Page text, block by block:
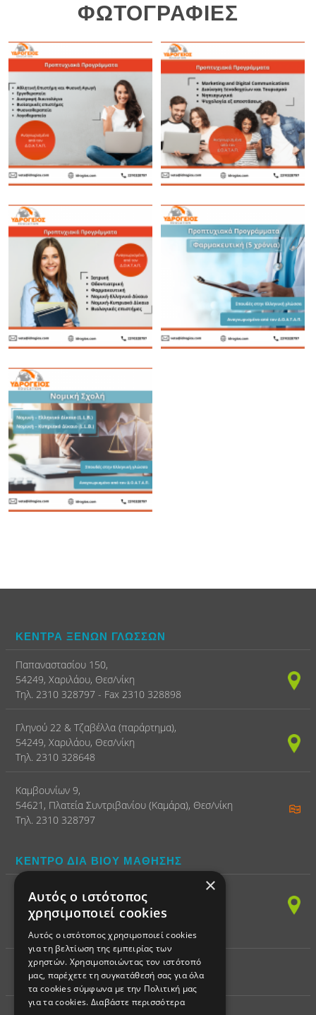
ΦΩΤΟΓΡΑΦΙΕΣ
ΚΕΝΤΡΑ ΞΕΝΩΝ ΓΛΩΣΣΩΝ
Παπαναστασίου 150,
54249, Χαριλάου, Θεσ/νίκη
Τηλ. 2310 328797 - Fax 2310 328898
Γληνού 22 & Τζαβέλλα (παράρτημα),
54249, Χαριλάου, Θεσ/νίκη
Τηλ. 2310 328648
Καμβουνίων 9,
54621, Πλατεία Συντριβανίου (Καμάρα), Θεσ/νίκη
Τηλ. 2310 328797
ΚΕΝΤΡΟ ΔΙΑ ΒΙΟΥ ΜΑΘΗΣΗΣ
(ΠΛΗΡΟΦΟΡΙΚΗ)
Παπαναστασίου 150,
54249, Χαριλάου, Θεσ/νίκη
Τηλ. 2310 328797 - Fax 2310 328898
ΕΚΠΑΙΔΕΥΤΙΚΗ ΡΟΜΠΟΤΙΚΗ
Παπαναστασίου 150,
×
Αυτός ο ιστότοπος
χρησιμοποιεί cookies
Αυτός ο ιστότοπος χρησιμοποιεί cookies
για τη βελτίωση της εμπειρίας των
χρηστών. Χρησιμοποιώντας τον ιστότοπό
μας, παρέχετε τη συγκατάθεσή σας για όλα
τα cookies σύμφωνα με την Πολιτική μας
για τα cookies. Διαβάστε περισσότερα